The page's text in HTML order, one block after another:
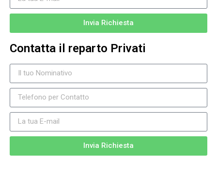
Invia Richiesta
Contatta il reparto Privati
Invia Richiesta